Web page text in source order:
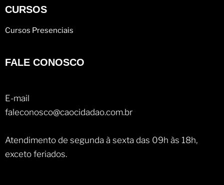
CURSOS
Cursos Presenciais
FALE CONOSCO
E-mail
faleconosco@caocidadao.com.br
Atendimento de segunda à sexta das 09h às 18h,
exceto feriados.